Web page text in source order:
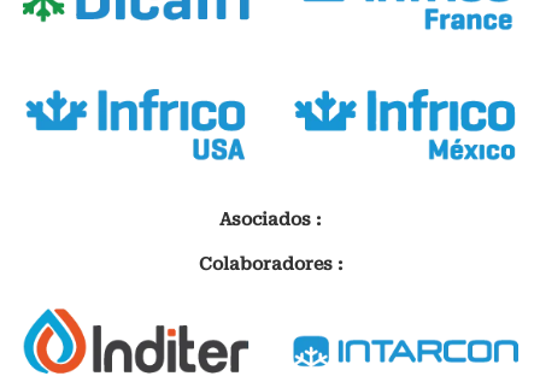
Asociados :
Colaboradores :